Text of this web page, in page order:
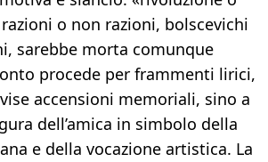
o non razioni, bolscevichi
sarebbe morta comunque
procede per frammenti lirici,
accensioni memoriali, sino a
dell’amica in simbolo della
e della vocazione artistica. La